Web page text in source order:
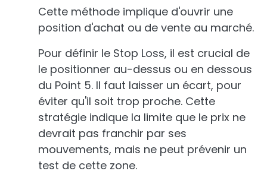
Cette méthode implique d'ouvrir une
position d'achat ou de vente au marché.
Pour définir le Stop Loss, il est crucial de
le positionner au-dessus ou en dessous
du Point 5. Il faut laisser un écart, pour
éviter qu'il soit trop proche. Cette
stratégie indique la limite que le prix ne
devrait pas franchir par ses
mouvements, mais ne peut prévenir un
test de cette zone.